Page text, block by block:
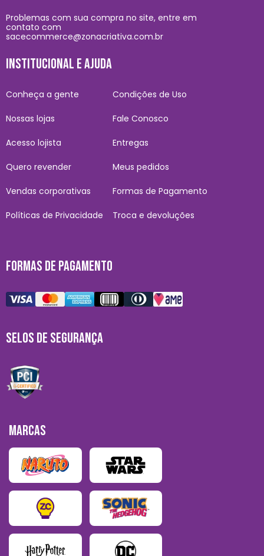
Problemas com sua compra no site, entre em
contato com
sacecommerce@zonacriativa.com.br
INSTITUCIONAL E AJUDA
Conheça a gente
Nossas lojas
Acesso lojista
Quero revender
Vendas corporativas
Políticas de Privacidade
Condições de Uso
Fale Conosco
Entregas
Meus pedidos
Formas de Pagamento
Troca e devoluções
FORMAS DE PAGAMENTO
SELOS DE SEGURANÇA
MARCAS